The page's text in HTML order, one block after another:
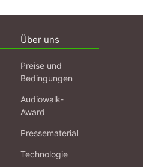
Über uns
Preise und
Bedingungen
Audiowalk-
Award
Pressematerial
Technologie